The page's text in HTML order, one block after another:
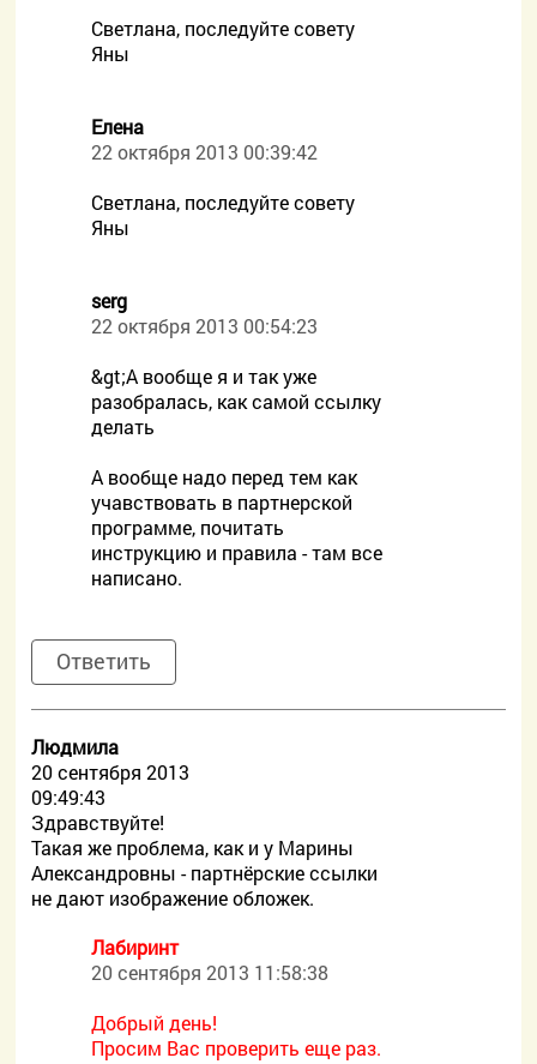
Светлана, последуйте совету
Яны
Елена
22 октября 2013 00:39:42
Светлана, последуйте совету
Яны
serg
22 октября 2013 00:54:23
&gt;А вообще я и так уже
разобралась, как самой ссылку
делать
А вообще надо перед тем как
учавствовать в партнерской
программе, почитать
инструкцию и правила - там все
написано.
Ответить
Людмила
20 сентября 2013
09:49:43
Здравствуйте!
Такая же проблема, как и у Марины
Александровны - партнёрские ссылки
не дают изображение обложек.
Лабиринт
20 сентября 2013 11:58:38
Добрый день!
Просим Вас проверить еще раз.